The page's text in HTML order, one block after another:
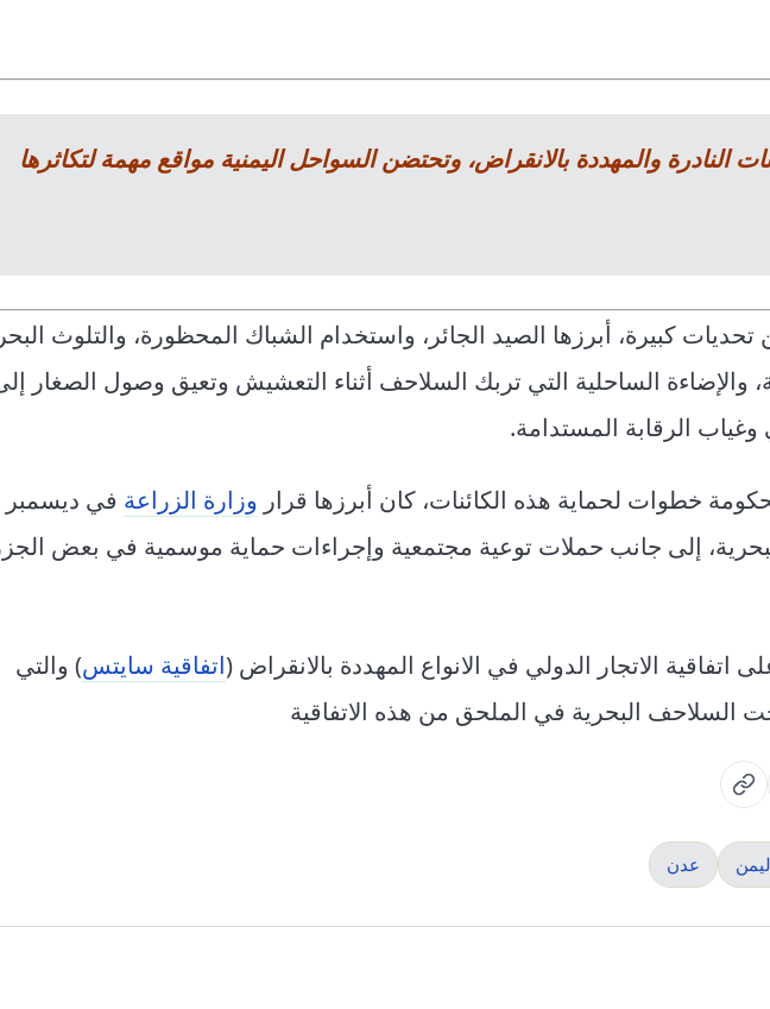
النادرة والمهددة بالانقراض، وتحتضن السواحل اليمنية مواقع مهمة لتكاثرها
كبيرة، أبرزها الصيد الجائر، واستخدام الشباك المحظورة، والتلوث
والإضاءة الساحلية التي تربك السلاحف أثناء التعشيش وتعيق وصول الصغار
الرقابة المستدامة.
خطوات لحماية هذه الكائنات، كان أبرزها قرار وزارة الزراعة في ديسمبر
البحرية، إلى جانب حملات توعية مجتمعية وإجراءات حماية موسمية في بعض
الاتجار الدولي في الانواع المهددة بالانقراض (اتفاقية سايتس) والتي
عدن